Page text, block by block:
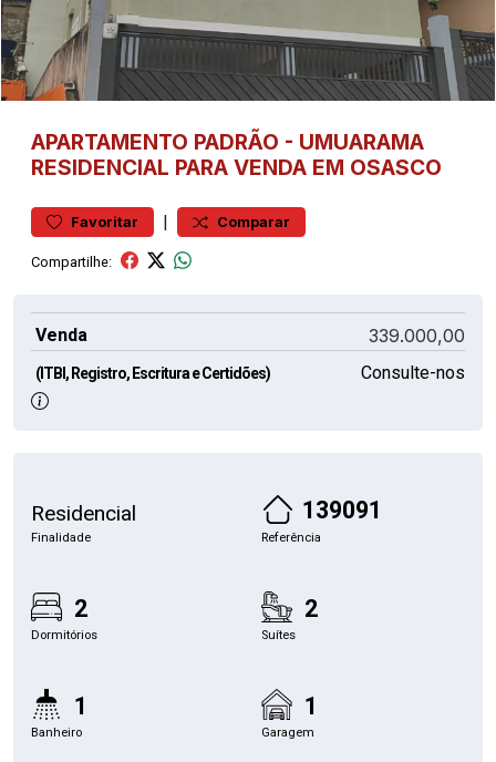
APARTAMENTO PADRÃO - UMUARAMA
RESIDENCIAL PARA VENDA EM OSASCO
Favoritar | Comparar
Compartilhe:
Venda 339.000,00
(ITBI, Registro, Escritura e Certidões) Consulte-nos
Residencial
Finalidade
139091
Referência
2
Dormitórios
2
Suítes
1
Banheiro
1
Garagem